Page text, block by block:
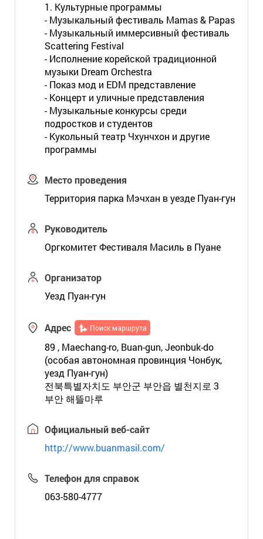
1. Культурные программы
- Музыкальный фестиваль Mamas & Papas
- Музыкальный иммерсивный фестиваль
Scattering Festival
- Исполнение корейской традиционной
музыки Dream Orchestra
- Показ мод и EDM представление
- Концерт и уличные представления
- Музыкальные конкурсы среди
подростков и студентов
- Кукольный театр Чхунчхон и другие
программы
Место проведения
Территория парка Мэчхан в уезде Пуан-гун
Руководитель
Оргкомитет Фестиваля Масиль в Пуане
Организатор
Уезд Пуан-гун
Адрес Поиск маршрута
89 , Maechang-ro, Buan-gun, Jeonbuk-do
(особая автономная провинция Чонбук,
уезд Пуан-гун)
전북특별자치도 부안군 부안읍 별천지로 3
부안 해뜰마루
Официальный веб-сайт
http://www.buanmasil.com/
Телефон для справок
063-580-4777